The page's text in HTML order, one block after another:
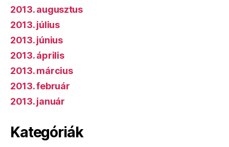
2013. augusztus
2013. július
2013. június
2013. április
2013. március
2013. február
2013. január
Kategóriák